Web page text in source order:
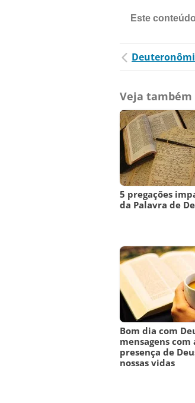
Este
Veja também
5 pregações
da Palavra de
Bom dia com
mensagens com
presença de
nossas vidas